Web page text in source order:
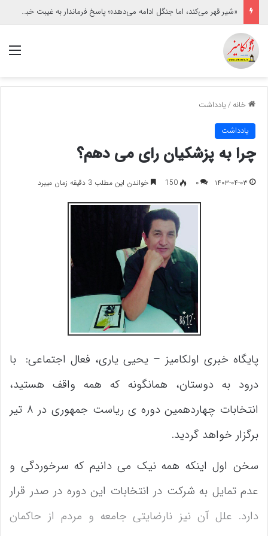
«شیر قهر می‌کند، اما جنگل ادامه می‌دهد»؛ پاسخ فرماندار به غیبت خبرنگاران/حاشیه برخورد با یک خبرنگار زن
خانه/یادداشت
یادداشت
چرا به پزشکیان رای می دهم؟
۱۴۰۳-۰۴-۰۳ ۰ 150 خواندن این مطلب 3 دقیقه زمان میبرد
پایگاه خبری اولکامیز – یحیی یاری، فعال اجتماعی: با
درود به دوستان، همانگونه که همه واقف هستید،
انتخابات چهاردهمین دوره ی ریاست جمهوری در ۸ تیر
برگزار خواهد گردید.
سخن اول اینکه همه نیک می دانیم که سرخوردگی و
عدم تمایل به شرکت در انتخابات این دوره در صدر قرار
دارد. علل آن نیز نارضایتی جامعه و مردم از حاکمان